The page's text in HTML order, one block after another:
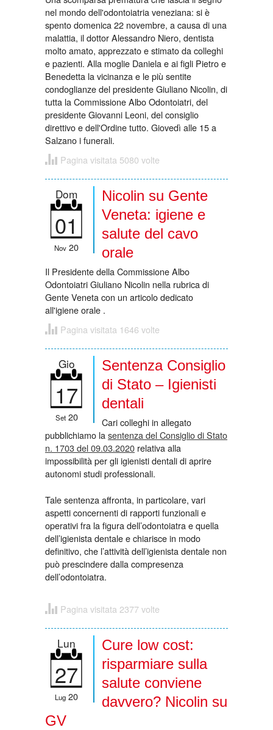
nel mondo dell'odontoiatria veneziana: si è
spento domenica 22 novembre, a causa di una
malattia, il dottor Alessandro Niero, dentista
molto amato, apprezzato e stimato da colleghi
e pazienti. Alla moglie Daniela e ai figli Pietro e
Benedetta la vicinanza e le più sentite
condoglianze del presidente Giuliano Nicolin, di
tutta la Commissione Albo Odontoiatri, del
presidente Giovanni Leoni, del consiglio
direttivo e dell'Ordine tutto. Giovedì alle 15 a
Salzano i funerali.
Pagina visitata 5080 volte
Dom
01
Nov 20
Nicolin su Gente
Veneta: igiene e
salute del cavo
orale
Il Presidente della Commissione Albo
Odontoiatri Giuliano Nicolin nella rubrica di
Gente Veneta con un articolo dedicato
all'igiene orale .
Pagina visitata 1646 volte
Gio
17
Set 20
Sentenza Consiglio
di Stato – Igienisti
dentali
Cari colleghi in allegato
pubblichiamo lasentenza del Consiglio di Stato
n. 1703 del 09.03.2020 relativa alla
impossibilità per gli igienisti dentali di aprire
autonomi studi professionali.
Tale sentenza affronta, in particolare, vari
aspetti concernenti di rapporti funzionali e
operativi fra la figura dell’odontoiatra e quella
dell’igienista dentale e chiarisce in modo
definitivo, che l’attività dell’igienista dentale non
può prescindere dalla compresenza
dell’odontoiatra.
Pagina visitata 2377 volte
Lun
27
Lug 20
Cure low cost:
risparmiare sulla
salute conviene
davvero? Nicolin su
GV